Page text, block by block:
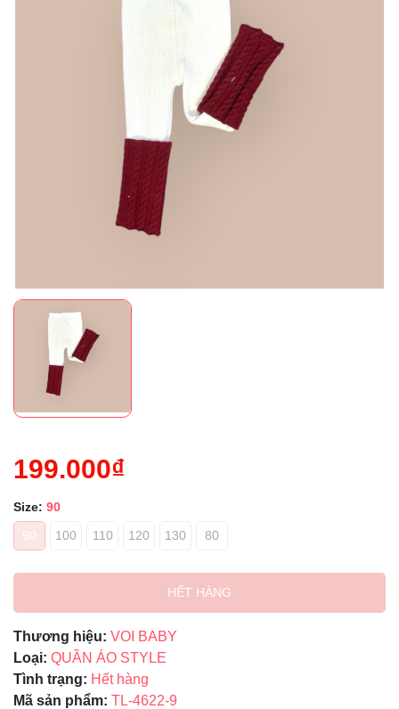
199.000₫
Size: 90
90
100 110 120 130 80
HẾT HÀNG
Thương hiệu: VOI BABY
Loại: QUẦN ÁO STYLE
Tình trạng: Hết hàng
Mã sản phẩm: TL-4622-9
Mã giảm giá: